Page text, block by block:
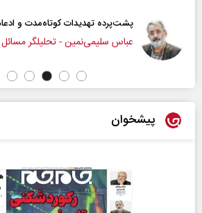
پشت‌پرده تهدیدات کوتاه‏‌مدت و
عباس سلیمی‌نمین - تحلیلگر
پیشخوان